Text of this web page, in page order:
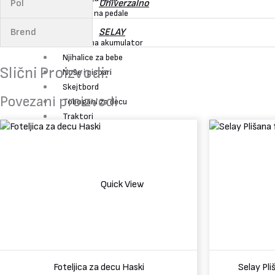
Formule na pedale
Motori na akumulator
Njihalice za bebe
Noše i pisoari
Skejtbord
Tobogani za decu
Traktori
Tramboline za decu
Vozila na pedale
Kontakt
Pol Univerzalno
Brend SELAY
Slični Proizvodi:
Povezani proizvodi
Quick View
Foteljica za decu Haski Selay